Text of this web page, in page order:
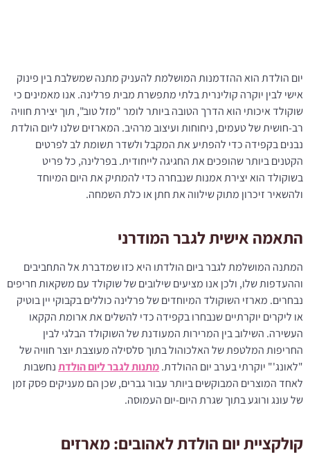
יום הולדת הוא ההזדמנות המושלמת להעניק מתנה שמשלבת בין פינוק
אישי לבין יוקרה קולינרית בלתי מתפשרת מבית פרלינה. אנו מאמינים כי
שוקולד איכותי הוא הדרך הטובה ביותר לומר "מזל טוב", תוך יצירת חוויה
רב-חושית של טעמים, ניחוחות ועיצוב מרהיב. המארזים שלנו ליום הולדת
נבנים בקפידה כדי להפתיע את המקבל ולשדר תשומת לב לפרטים
הקטנים ביותר שהופכים את החגיגה לייחודית. בפרלינה, כל פריט
בשוקולד הוא יצירת אמנות שנבחרה כדי להמתיק את היום המיוחד
ולהשאיר זיכרון מתוק שילווה את חתן או כלת השמחה.
התאמה אישית לגבר המודרני
המתנה המושלמת לגבר ביום הולדתו היא כזו שמדברת אל התחביבים
וההעדפות שלו, ולכן אנו מציעים שילובים של שוקולד עם משקאות חריפים
נבחרים. מארזי השוקולד המיוחדים של פרלינה כוללים בקבוקי יין בוטיק
או ליקרים יוקרתיים שנבחרו בקפידה כדי להשלים את ארומת הקקאו
העשירה. השילוב בין המרירות המעודנת של השוקולד הבלגי לבין
החריפות המלטפת של האלכוהול בתוך סלסילה מעוצבת יוצר חוויה של
"לאונג'" יוקרתי בערב יום ההולדת.מתנות לגבר ליום הולדתנחשבות
לאחד המוצרים המבוקשים ביותר עבור גברים, שכן הם מעניקים פסק זמן
של עונג ורוגע בתוך שגרת היום-יום העמוסה.
קולקציית יום הולדת לאהובים: מארזים